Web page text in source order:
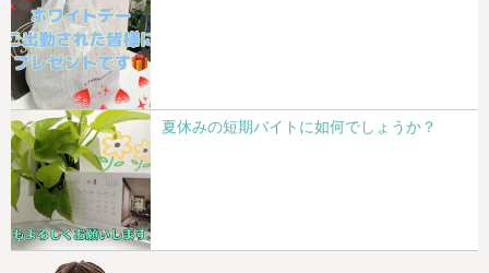
夏休みの短期バイトに如何でしょうか？